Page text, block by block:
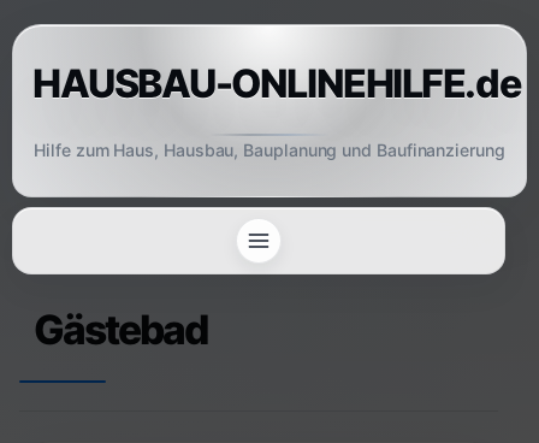
Skip
to
contentHAUSBAU-ONLINEHILFE.de
Hilfe zum Haus, Hausbau, Bauplanung und Baufinanzierung
Gästebad